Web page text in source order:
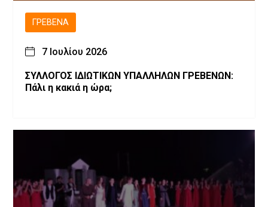
ΓΡΕΒΕΝΆ
7 Ιουλίου 2026
ΣΥΛΛΟΓΟΣ ΙΔΙΩΤΙΚΩΝ ΥΠΑΛΛΗΛΩΝ ΓΡΕΒΕΝΩΝ:
Πάλι η κακιά η ώρα;